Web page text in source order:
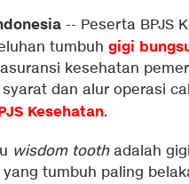
-- Peserta BPJS
tumbuh gigi
kesehatan
dan alur operasi
Kesehatan.
wisdom toothadalah gigi
tumbuh paling